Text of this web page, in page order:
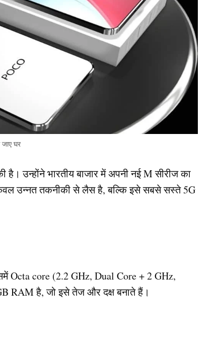
घर
उन्होंने भारतीय बाजार में अपनी नई M सीरीज का
उन्नत तकनीकी से लैस है, बल्कि इसे सबसे सस्ते 5G
Octa core (2.2 GHz, Dual Core + 2 GHz,
RAM है, जो इसे तेज और दक्ष बनाते हैं।